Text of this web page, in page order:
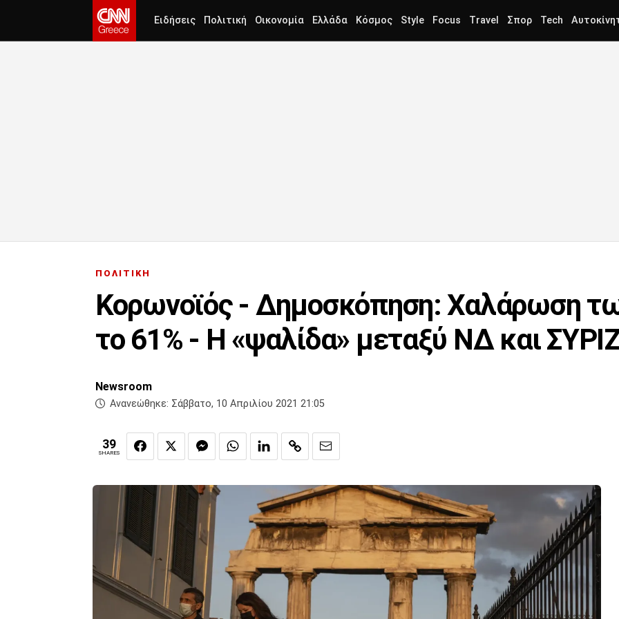
Ειδήσεις Πολιτική Οικονομία Ελλάδα Κόσμος Style Focus Travel Σπορ Tech
ΠΟΛΙΤΙΚΗ
Κορωνοϊός - Δημοσκόπηση: Χαλάρωση
το 61% - Η «ψαλίδα» μεταξύ ΝΔ και
Newsroom
Ανανεώθηκε: Σάββατο, 10 Απριλίου 2021 21:05
39
SHARES